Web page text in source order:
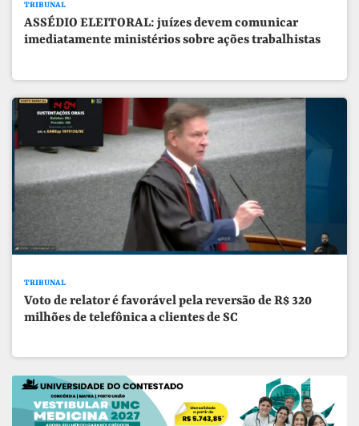
TRIBUNAL
ASSÉDIO ELEITORAL: juízes devem comunicar
imediatamente ministérios sobre ações trabalhistas
TRIBUNAL
Voto de relator é favorável pela reversão de R$ 320
milhões de telefônica a clientes de SC